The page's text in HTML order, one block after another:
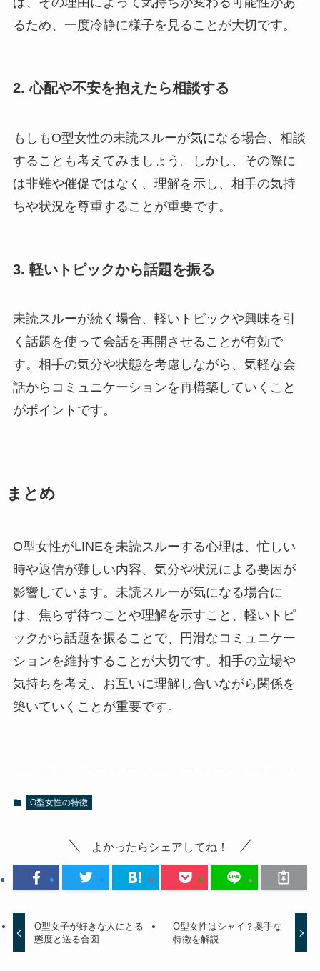
るため、一度冷静に様子を見ることが大切です。
2. 心配や不安を抱えたら相談する
もしもO型女性の未読スルーが気になる場合、相談
することも考えてみましょう。しかし、その際に
は非難や催促ではなく、理解を示し、相手の気持
ちや状況を尊重することが重要です。
3. 軽いトピックから話題を振る
未読スルーが続く場合、軽いトピックや興味を引
く話題を使って会話を再開させることが有効で
す。相手の気分や状態を考慮しながら、気軽な会
話からコミュニケーションを再構築していくこと
がポイントです。
まとめ
O型女性がLINEを未読スルーする心理は、忙しい
時や返信が難しい内容、気分や状況による要因が
影響しています。未読スルーが気になる場合に
は、焦らず待つことや理解を示すこと、軽いトピ
ックから話題を振ることで、円滑なコミュニケー
ションを維持することが大切です。相手の立場や
気持ちを考え、お互いに理解し合いながら関係を
築いていくことが重要です。
O型女性の特徴
よかったらシェアしてね！
O型女子が好きな人にとる
態度と送る合図
O型女性はシャイ？奥手な
特徴を解説